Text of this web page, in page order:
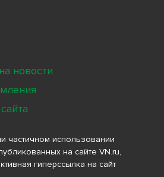
частичном использовании
на сайте VN.ru,
гиперссылка на сайт
новости